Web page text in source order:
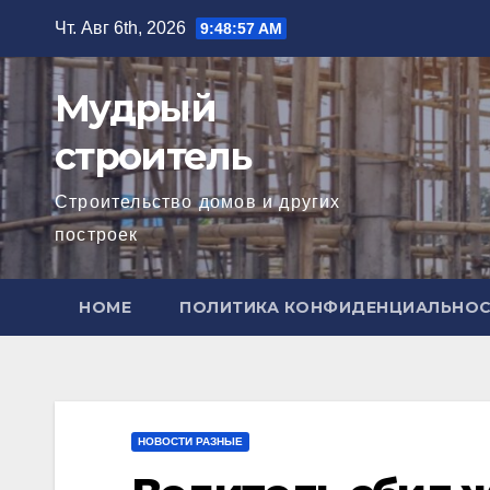
содержимому
Чт. Авг 6th, 2026 9:48:58 AM
Мудрый
строитель
Строительство домов и других
построек
HOME ПОЛИТИКА
НОВОСТИ РАЗНЫЕ